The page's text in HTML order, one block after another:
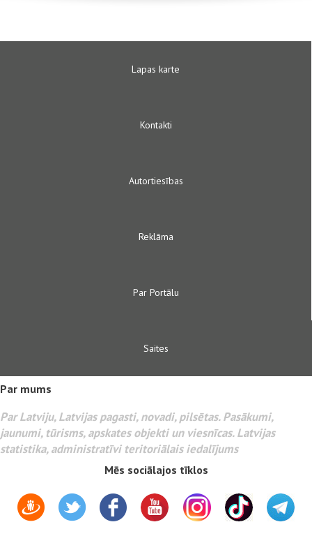
Lapas karte
Kontakti
Autortiesības
Reklāma
Par Portālu
Saites
Par mums
Par Latviju, Latvijas pagasti, novadi, pilsētas. Pasākumi,
jaunumi, tūrisms, apskates objekti un viesnīcas. Latvijas
statistika, administratīvi teritoriālais iedalījums
Mēs sociālajos tīklos